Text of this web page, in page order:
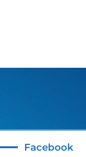
Facebook